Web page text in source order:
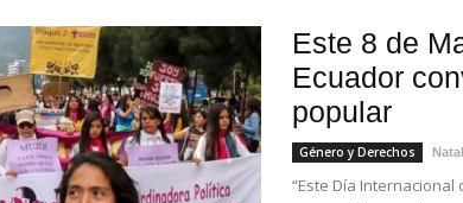
Este 8 de
Ecuador
popular
Género y Derechos
“Este Día Internacional